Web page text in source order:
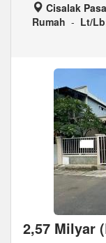
Cisalak
Rumah - Lt/
2,57 Milyar